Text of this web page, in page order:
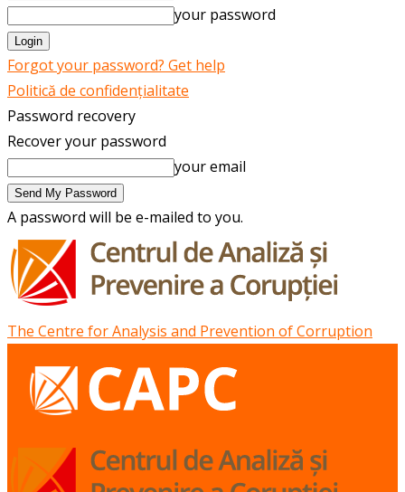
your password
Forgot your password? Get help
Politică de confidențialitate
Password recovery
Recover your password
your email
A password will be e-mailed to you.
The Centre for Analysis and Prevention of Corruption